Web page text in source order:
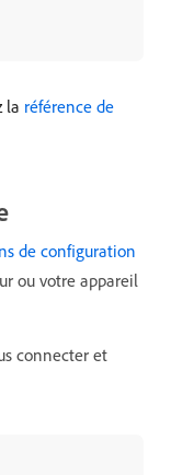
la référence de
de configuration
ou votre appareil
connecter et